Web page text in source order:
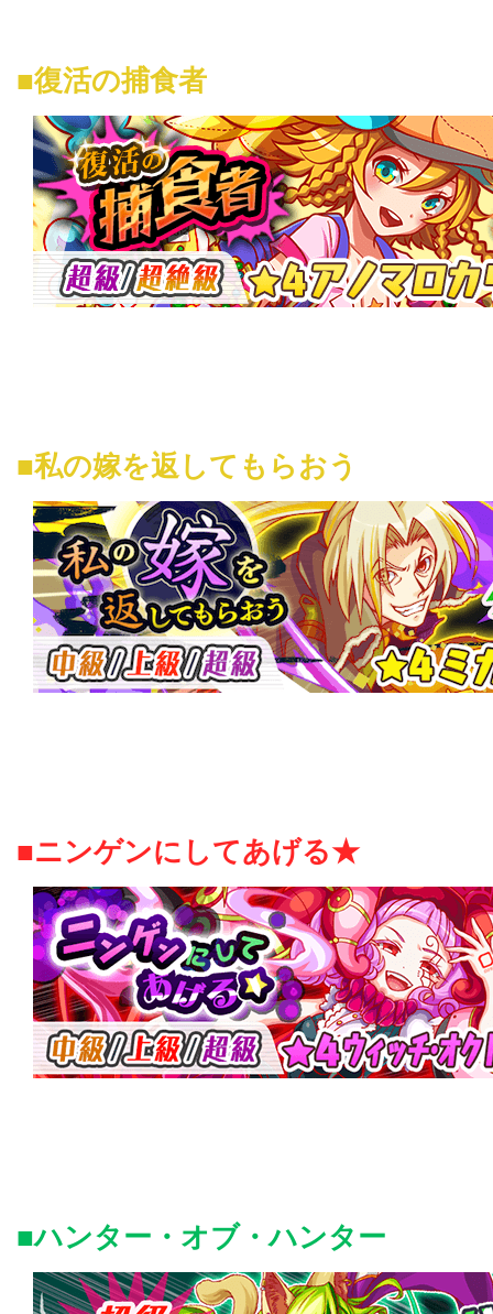
■復活の捕食者
■私の嫁を返してもらおう
■ニンゲンにしてあげる★
■ハンター・オブ・ハンター